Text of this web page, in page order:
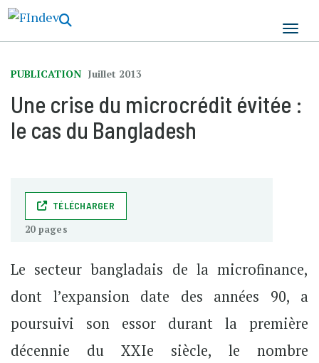
PUBLICATION Juillet 2013
Une crise du microcrédit évitée :
le cas du Bangladesh
TÉLÉCHARGER
20 pages
Le secteur bangladais de la microfinance,
dont l’expansion date des années 90, a
poursuivi son essor durant la première
décennie du XXIe siècle, le nombre